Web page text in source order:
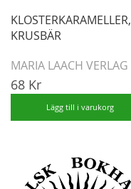
KLOSTERKARAMELLER,
KRUSBÄR
MARIA LAACH VERLAG
68 Kr
Lägg till i varukorg